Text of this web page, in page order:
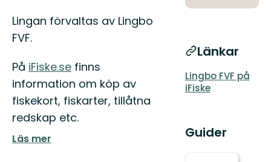
Beskrivning
Lingan förvaltas av Lingbo
FVF.
På iFiske.se finns
information om köp av
fiskekort, fiskarter, tillåtna
redskap etc.
Läs mer
Länkar
Lingbo FVF på
iFiske
Guider